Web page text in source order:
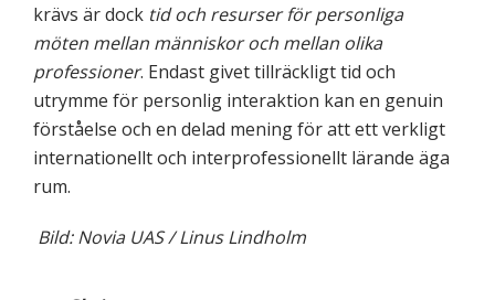
krävs är dock tid och resurser för personliga
möten mellan människor och mellan olika
professioner. Endast givet tillräckligt tid och
utrymme för personlig interaktion kan en genuin
förståelse och en delad mening för att ett verkligt
internationellt och interprofessionellt lärande äga
rum.
Bild: Novia UAS / Linus Lindholm